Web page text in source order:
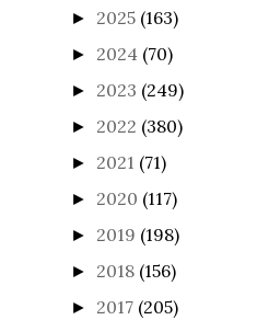
► 2025 (163)
► 2024 (70)
► 2023 (249)
► 2022 (380)
► 2021 (71)
► 2020 (117)
► 2019 (198)
► 2018 (156)
► 2017 (205)